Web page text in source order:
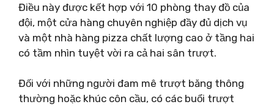
Điều này được kết hợp với 10 phòng thay đồ của
đội, một cửa hàng chuyên nghiệp đầy đủ dịch vụ
và một nhà hàng pizza chất lượng cao ở tầng hai
có tầm nhìn tuyệt vời ra cả hai sân trượt.
Đối với những người đam mê trượt băng thông
thường hoặc khúc côn cầu, có các buổi trượt